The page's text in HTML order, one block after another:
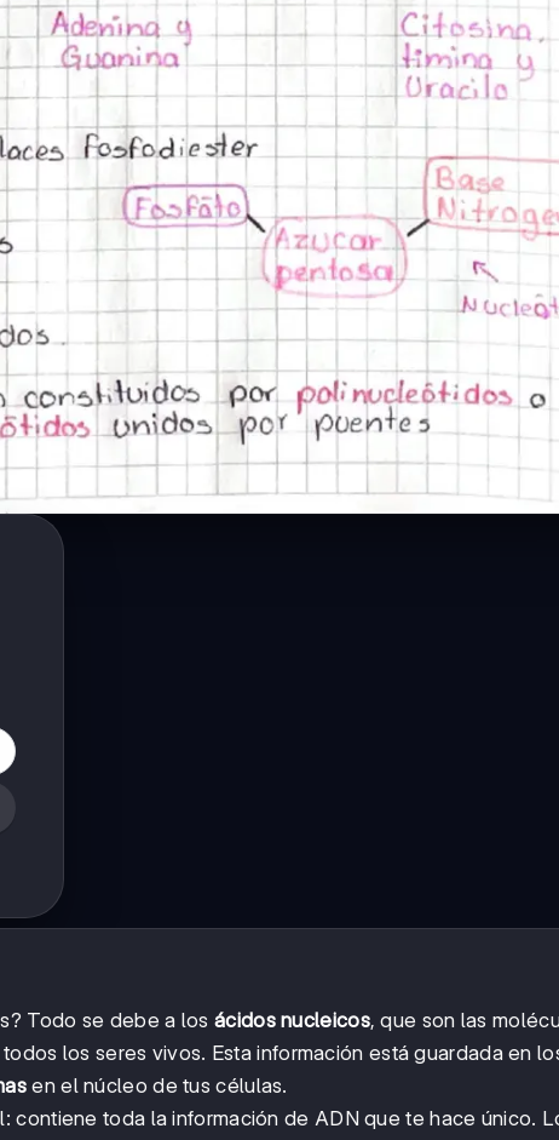
Todo se debe a los ácidos nucleicos, que son las
los seres vivos. Esta información está guardada en
en el núcleo de tus células.
contiene toda la información de ADN que te hace único.